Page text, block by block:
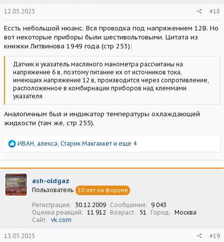
12.05.2025 #18
Ессть небольшой нюанс. Вся проводка под напряжением 12В. Но
вот некоторые приборы были шестивольтовыми. Цитата из
книжки Литвинова 1949 года (стр 253):
Датчик и указатель масляного манометра рассчитаны на
напряжение 6 в, поэтому питание их от источников тока,
имеющих напряжение 12 в, производится через сопротивление,
расположенное в комбирнации приборов над клеммами
указателя
Аналогичным был и индикатор температуры охлаждающей
жидкости (там же, стр 255).
Р
а
к
ц
и
и
ИВАН алекса Старик Макгаккет и еще 4
ash-oldgaz
Пользователь 10 лет на форуме
Регистрация 30.12.2009 Сообщения
9 043
Оценка реакций
11 912 Возраст 51 Город
Москва
Сайт
vk.com
13.05.2025 #19